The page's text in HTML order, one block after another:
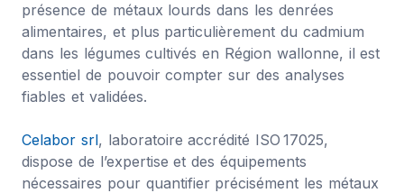
présence de métaux lourds dans les denrées
alimentaires, et plus particulièrement du cadmium
dans les légumes cultivés en Région wallonne, il est
essentiel de pouvoir compter sur des analyses
fiables et validées.
Celabor srl, laboratoire accrédité ISO 17025,
dispose de l’expertise et des équipements
nécessaires pour quantifier précisément les métaux